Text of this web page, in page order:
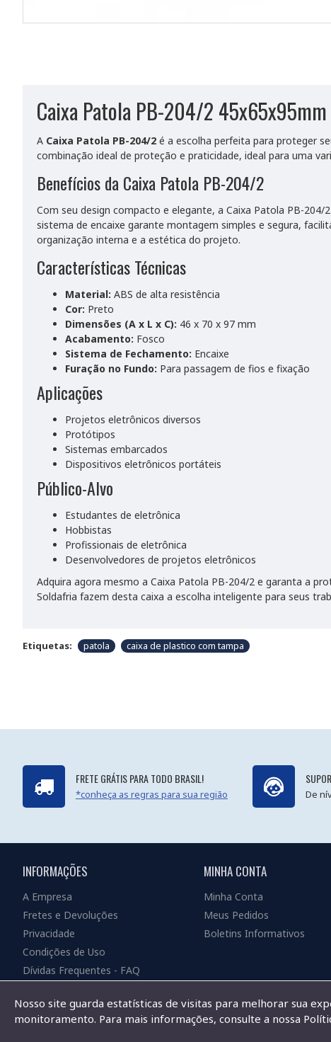
Caixa Patola PB-204/2
A Caixa Patola PB-204/2 é a escolha perfeita para proteger
combinação ideal de proteção e praticidade, ideal para uma
Benefícios da Caixa Patola PB-204/2
Com seu design compacto e elegante, a Caixa Patola PB-
sistema de encaixe garante montagem simples e segura,
organização interna e a estética do projeto.
Características Técnicas
Material: ABS de alta resistência
Cor: Preto
Dimensões (A x L x C): 46 x 70 x 97 mm
Acabamento: Fosco
Sistema de Fechamento: Encaixe
Furação no Fundo: Para passagem de fios e fixação
Aplicações
Projetos eletrônicos diversos
Protótipos
Sistemas embarcados
Dispositivos eletrônicos portáteis
Público-Alvo
Estudantes de eletrônica
Hobbistas
Profissionais de eletrônica
Desenvolvedores de projetos eletrônicos
Adquira agora mesmo a Caixa Patola PB-204/2 e garanta a
Soldafria fazem desta caixa a escolha inteligente para seus
Etiquetas: patola caixa de plastico com tampa
FRETE GRÁTIS PARA TODO BRASIL!
*conheça as regras para sua região De
INFORMAÇÕES
A Empresa
Fretes e Devoluções
Privacidade
Condições de Uso
Dívidas Frequentes - FAQ
MINHA CONTA
Minha Conta
Meus Pedidos
Boletins Informativos
Nosso site guarda estatísticas de visitas para melhorar sua
monitoramento. Para mais informações, consulte a nossa